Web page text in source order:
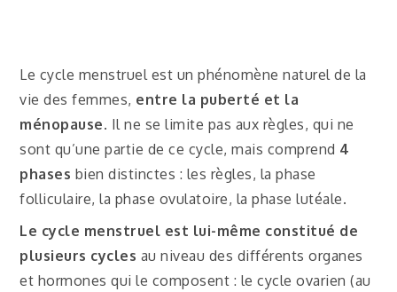
Le cycle menstruel est un phénomène naturel de la
vie des femmes, entre la puberté et la
ménopause. Il ne se limite pas aux règles, qui ne
sont qu’une partie de ce cycle, mais comprend 4
phases bien distinctes : les règles, la phase
folliculaire, la phase ovulatoire, la phase lutéale.
Le cycle menstruel est lui-même constitué de
plusieurs cycles au niveau des différents organes
et hormones qui le composent : le cycle ovarien (au